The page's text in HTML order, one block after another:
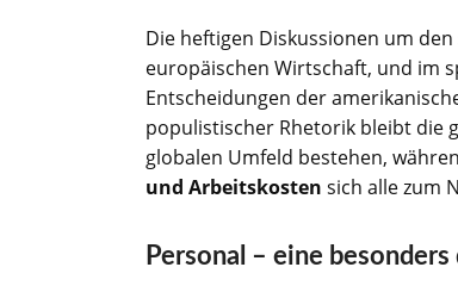
Die heftigen Diskussionen um
europäischen Wirtschaft, und im
Entscheidungen der
populistischer Rhetorik bleibt die
globalen Umfeld bestehen,
und Arbeitskosten sich alle zum
Personal – eine